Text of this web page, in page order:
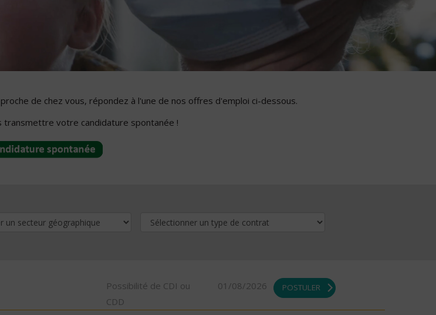
de chez vous, répondez à l'une de nos offres d'emploi ci-dessous.
transmettre votre candidature spontanée !
Possibilité de CDI ou
CDD
01/08/2026 POSTULER